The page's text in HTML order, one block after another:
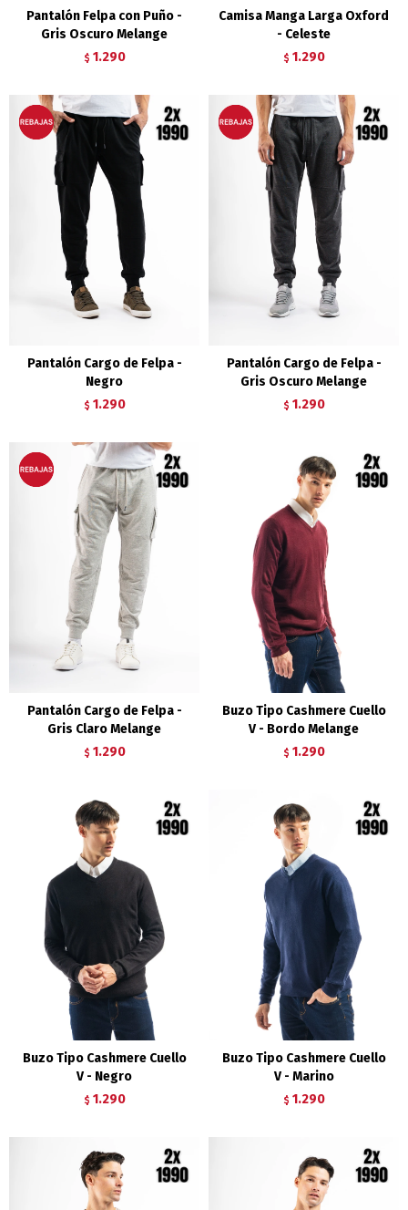
Pantalón Felpa con Puño -
Gris Oscuro Melange
$ 1.290
Camisa Manga Larga Oxford
- Celeste
$ 1.290
Pantalón Cargo de Felpa -
Negro
$ 1.290
Pantalón Cargo de Felpa -
Gris Oscuro Melange
$ 1.290
Pantalón Cargo de Felpa -
Gris Claro Melange
$ 1.290
Buzo Tipo Cashmere Cuello
V - Bordo Melange
$ 1.290
Buzo Tipo Cashmere Cuello
V - Negro
$ 1.290
Buzo Tipo Cashmere Cuello
V - Marino
$ 1.290